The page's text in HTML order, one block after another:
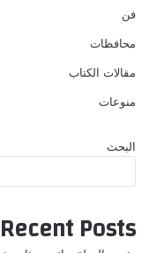
فن
محافظات
مقالات الكتاب
منوعات
البحث
Recent Posts